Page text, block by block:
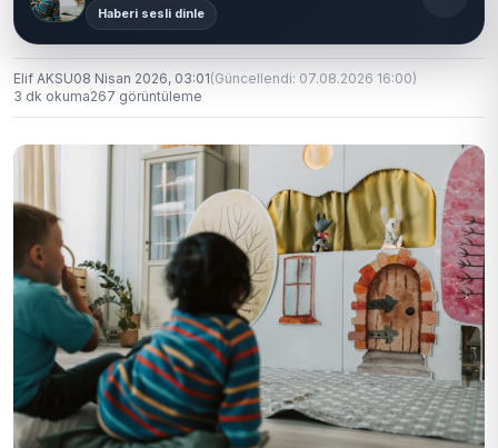
Haberi sesli dinle
Elif AKSU08 Nisan 2026, 03:01(Güncellendi: 07.08.2026 16:00)
3 dk okuma267 görüntüleme